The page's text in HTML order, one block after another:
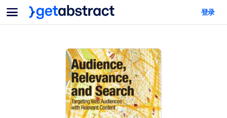
菜单
面向团队与管理者
为您的员工配备关键的人工智能技能。
帮助您的管理者为未来的工作时代做好准备。
面向人工智能系统
登录